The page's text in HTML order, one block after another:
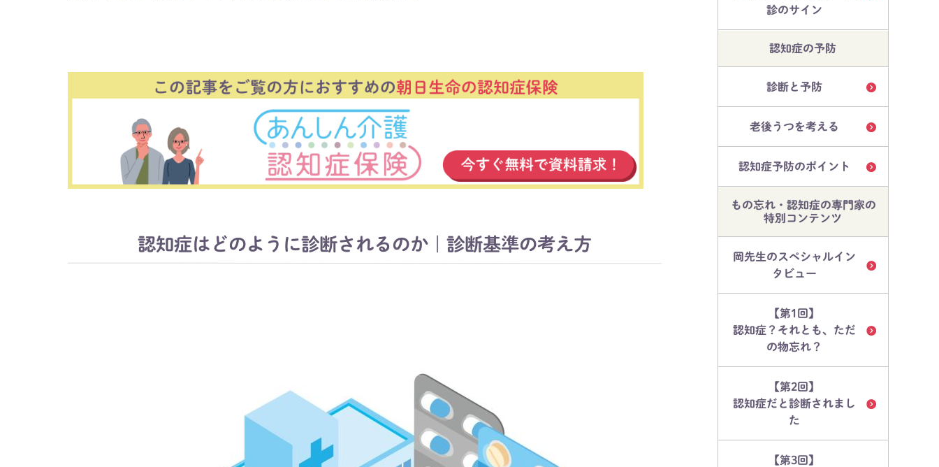
認知症はどのように診断されるのか｜診断基準の考え方
診のサイン
認知症の予防
診断と予防
老後うつを考える
認知症予防のポイント
もの忘れ・認知症の専門家の
特別コンテンツ
岡先生のスペシャルイン
タビュー
【第1回】
認知症？それとも、ただ
の物忘れ？
【第2回】
認知症だと診断されまし
た
【第3回】